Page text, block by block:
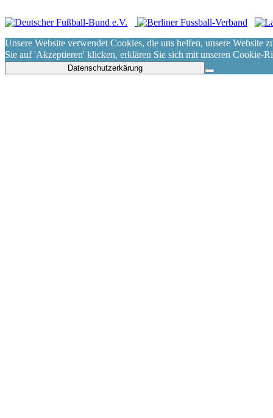
Unsere Website verwendet Cookies, die uns helfen, unsere Website
Sie auf 'Akzeptieren' klicken, erklären Sie sich mit unseren Cookie-
Datenschutzerkärung